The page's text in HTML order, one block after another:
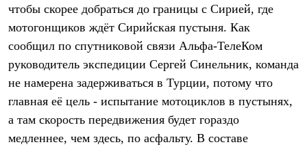
Флисовая одежда
Брюки
Детская одежда
Комбинезоны
Куртки
Брюки
Утепленная синтетикой
Комбинезоны
Куртки
чтобы скорее добраться до границы с Сирией, где
мотогонщиков ждёт Сирийская пустыня. Как
сообщил по спутниковой связи Альфа-ТелеКом
руководитель экспедиции Сергей Синельник, команда
не намерена задерживаться в Турции, потому что
главная её цель - испытание мотоциклов в пустынях,
а там скорость передвижения будет гораздо
медленнее, чем здесь, по асфальту. В составе